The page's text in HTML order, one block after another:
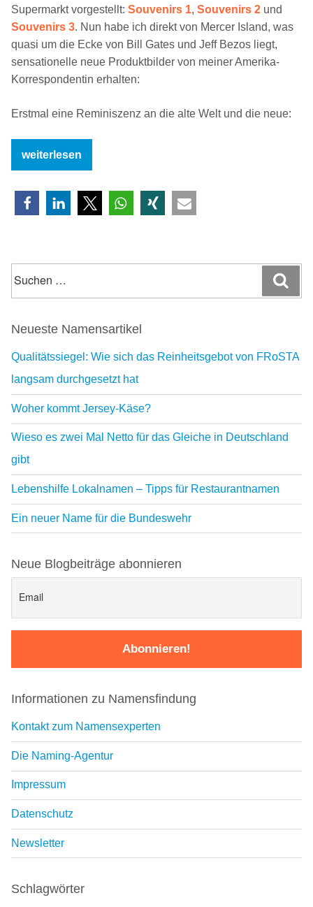
Supermarkt vorgestellt: Souvenirs 1, Souvenirs 2 und
Souvenirs 3. Nun habe ich direkt von Mercer Island, was
quasi um die Ecke von Bill Gates und Jeff Bezos liegt,
sensationelle neue Produktbilder von meiner Amerika-
Korrespondentin erhalten:
Erstmal eine Reminiszenz an die alte Welt und die neue:
„Supermarkt-
Report
von
der
weiterlesen
Neueste Namensartikel
Qualitätssiegel: Wie sich das Reinheitsgebot von FRoSTA
langsam durchgesetzt hat
Woher kommt Jersey-Käse?
Wieso es zwei Mal Netto für das Gleiche in Deutschland
gibt
Lebenshilfe Lokalnamen – Tipps für Restaurantnamen
Ein neuer Name für die Bundeswehr
Neue Blogbeiträge abonnieren
Informationen zu Namensfindung
Kontakt zum Namensexperten
Die Naming-Agentur
Impressum
Datenschutz
Newsletter
Schlagwörter